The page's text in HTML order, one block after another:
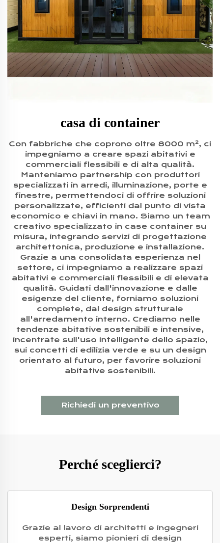
casa di container
Con fabbriche che coprono oltre 8000 m², ci
impegniamo a creare spazi abitativi e
commerciali flessibili e di alta qualità.
Manteniamo partnership con produttori
specializzati in arredi, illuminazione, porte e
finestre, permettendoci di offrire soluzioni
personalizzate, efficienti dal punto di vista
economico e chiavi in mano. Siamo un team
creativo specializzato in case container su
misura, integrando servizi di progettazione
architettonica, produzione e installazione.
Grazie a una consolidata esperienza nel
settore, ci impegniamo a realizzare spazi
abitativi e commerciali flessibili e di elevata
qualità. Guidati dall'innovazione e dalle
esigenze del cliente, forniamo soluzioni
complete, dal design strutturale
all'arredamento interno. Crediamo nelle
tendenze abitative sostenibili e intensive,
incentrate sull'uso intelligente dello spazio,
sui concetti di edilizia verde e su un design
orientato al futuro, per favorire soluzioni
abitative sostenibili.
Richiedi un preventivo
Perché sceglierci?
Design Sorprendenti
Grazie al lavoro di architetti e ingegneri
esperti, siamo pionieri di design